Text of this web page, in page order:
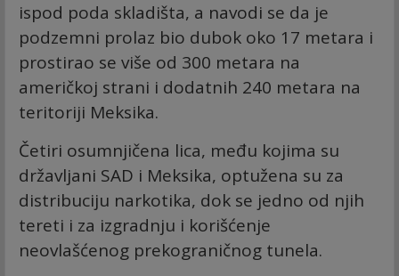
ispod poda skladišta, a navodi se da je
podzemni prolaz bio dubok oko 17 metara i
prostirao se više od 300 metara na
američkoj strani i dodatnih 240 metara na
teritoriji Meksika.
Četiri osumnjičena lica, među kojima su
državljani SAD i Meksika, optužena su za
distribuciju narkotika, dok se jedno od njih
tereti i za izgradnju i korišćenje
neovlašćenog prekograničnog tunela.